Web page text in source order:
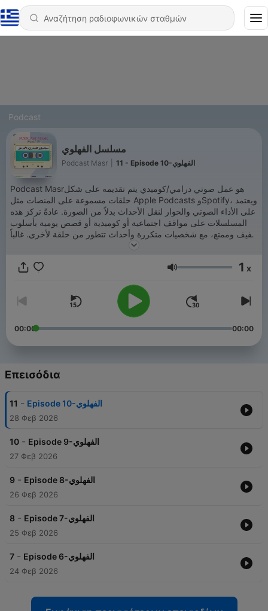
Podcast
مسلسل الفهلوي
Podcast Masr 11 - Episode 10-الفهلوي
Podcast Masrهو عمل صوتي درامي/كوميدي يتم تقديمه على شكل
حلقات مسموعة على المنصات مثل Apple Podcasts وSpotify، ويعتمد
على الأداء الصوتي والحوار لنقل الأحداث بدلاً من الصورة. عادةً تركز هذه
المسلسلات على مواقف اجتماعية أو كوميدية أو قصص يومية بأسلوب
خفيف وممتع، مع شخصيات متكررة وأحداث تتطور من حلقة لأخرى. غالباً
ما يجذب المستمعين الذين يحبون القصص السريعة والجذابة أثناء الانتقال
Ένταση 1 x
00:00 00:00
Επεισόδια
11 - Episode 10-الفهلوي
28 Φεβ 2026
10 - Episode 9-الفهلوي
27 Φεβ 2026
9 - Episode 8-الفهلوي
26 Φεβ 2026
8 - Episode 7-الفهلوي
25 Φεβ 2026
7 - Episode 6-الفهلوي
24 Φεβ 2026